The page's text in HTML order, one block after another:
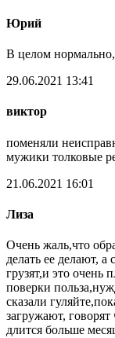
Юрий
В целом
29.06.2021 13:41
виктор
поменяли
мужики толковые
21.06.2021 16:01
Лиза
Очень жаль,что
делать ее делают,
грузят,и это очень
поверки
сказали
загружают, говорят
длится больше